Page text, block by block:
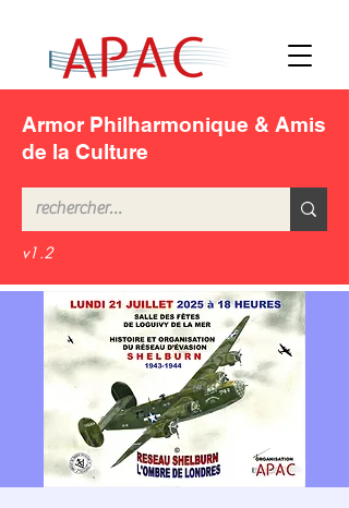
Armor Philharmonique & Amis
de la Culture
v1.2